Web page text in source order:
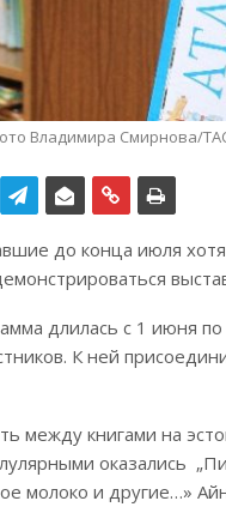
Владимира Смирнова/
до конца июля
длилась с 1 июня
К ней
между книгами на
оказались
молоко и другие…»